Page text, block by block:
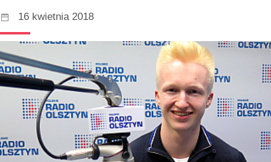
16 kwietnia 2018